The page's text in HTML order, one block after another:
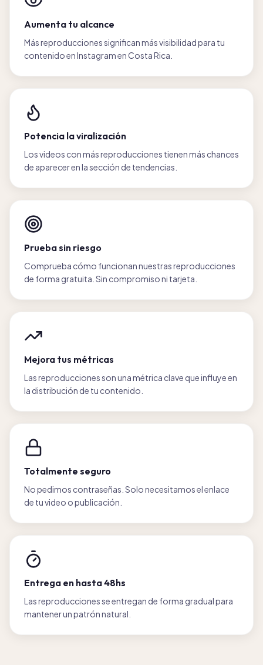
Aumenta tu alcance
Más reproducciones significan más visibilidad para tu
contenido en Instagram en Costa Rica.
Potencia la viralización
Los videos con más reproducciones tienen más chances
de aparecer en la sección de tendencias.
Prueba sin riesgo
Comprueba cómo funcionan nuestras reproducciones
de forma gratuita. Sin compromiso ni tarjeta.
Mejora tus métricas
Las reproducciones son una métrica clave que influye en
la distribución de tu contenido.
Totalmente seguro
No pedimos contraseñas. Solo necesitamos el enlace
de tu video o publicación.
Entrega en hasta 48hs
Las reproducciones se entregan de forma gradual para
mantener un patrón natural.